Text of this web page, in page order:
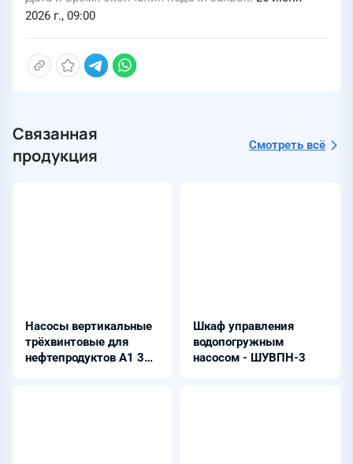
2026 г., 09:00
Связанная
продукция
Смотреть всё
Насосы вертикальные
трёхвинтовые для
нефтепродуктов А1 3В,
Шкаф управления
водопогружным
насосом - ШУВПН-3